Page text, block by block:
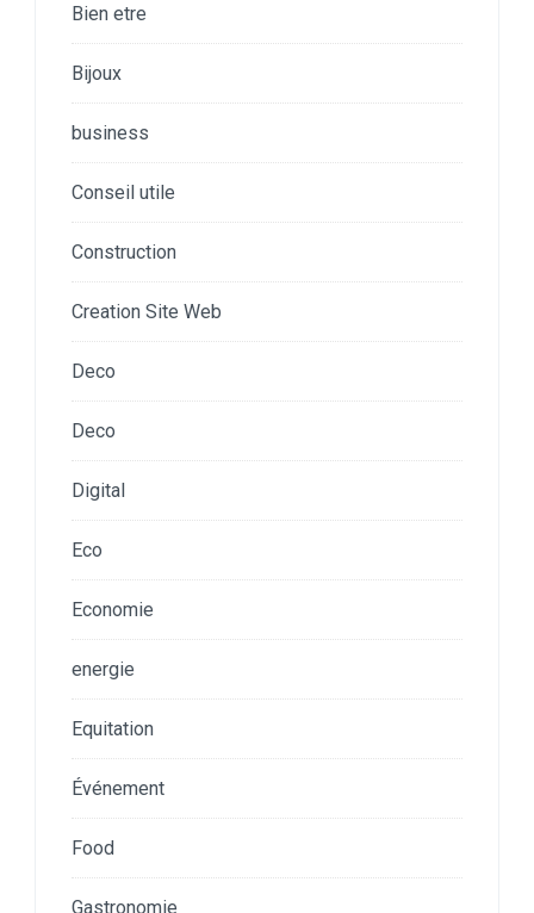
Bien etre
Bijoux
business
Conseil utile
Construction
Creation Site Web
Deco
Deco
Digital
Eco
Economie
energie
Equitation
Événement
Food
Gastronomie